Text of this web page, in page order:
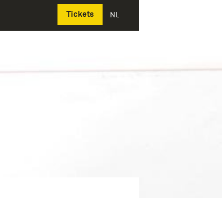
Tickets NL
Deutsch